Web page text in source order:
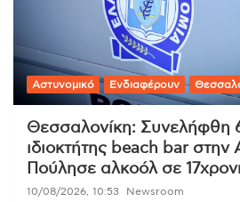
Αστυνομικό Ενδιαφέρουν
Θεσσαλονίκη: Συνελήφθη
ιδιοκτήτης beach bar
Πούλησε αλκοόλ σε
10/08/2026, 10:53 Newsroom